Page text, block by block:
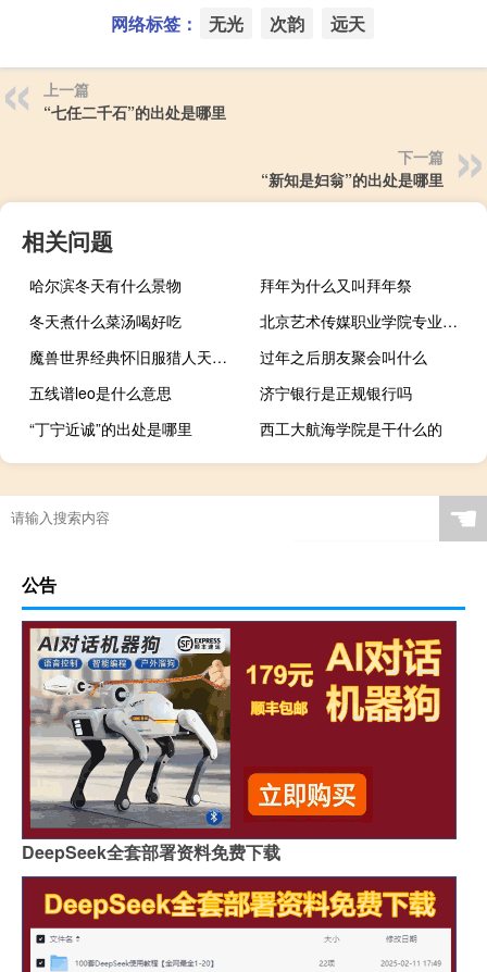
网络标签： 无光 次韵 远天
上一篇
“七任二千石”的出处是哪里
下一篇
“新知是妇翁”的出处是哪里
相关问题
哈尔滨冬天有什么景物
拜年为什么又叫拜年祭
冬天煮什么菜汤喝好吃
北京艺术传媒职业学院专业排名
魔兽世界经典怀旧服猎人天赋（魔兽世界怀旧服猎人技能介绍）
过年之后朋友聚会叫什么
五线谱leo是什么意思
济宁银行是正规银行吗
“丁宁近诚”的出处是哪里
西工大航海学院是干什么的
☚
公告
DeepSeek全套部署资料免费下载